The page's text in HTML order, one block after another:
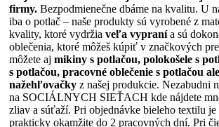
firmy. Bezpodmienečne dbáme na kvalitu. U
iba o potlač – naše produkty sú vyrobené z
kvality, ktoré vydržia veľa vypranía sú
oblečenia, ktoré môžeš kúpiť v značkových
môžete aj mikiny s potlačou, polokošele s
s potlačou, pracovné oblečenie s potlačou
nažehľovačky z našej produkcie. Nezabudni
na SOCIÁLNYCH SIEŤACH kde nájdete
zliav a súťaží. Pri objednávke bieleho textilu je
prakticky okamžite do 2 pracovných dní. Pri